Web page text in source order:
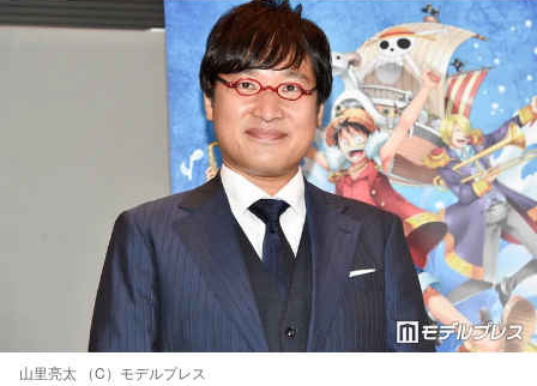
山里亮太 （C）モデルプレス